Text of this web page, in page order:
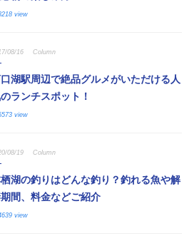
view
08/16 Column
湖駅周辺で絶品グルメがいただける人
ランチスポット！
view
08/19 Column
湖の釣りはどんな釣り？釣れる魚や解
間、料金などご紹介
view